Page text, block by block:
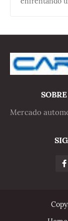
Mercado